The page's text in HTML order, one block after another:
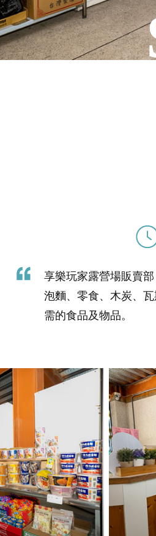
享樂玩家露營場販賣
泡麵、零食、木炭、
需的食品及物品。